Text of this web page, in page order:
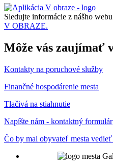
Sledujte informácie z nášho
V OBRAZE.
Môže vás zaujímať
Kontakty na poruchové služby
Finančné hospodárenie mesta
Tlačivá na stiahnutie
Napíšte nám - kontaktný formulár
Čo by mal obyvateľ mesta